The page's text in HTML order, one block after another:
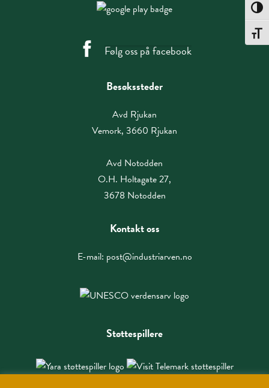
Følg oss på facebook
Besøkssteder
Avd Rjukan
Vemork, 3660 Rjukan
Avd Notodden
O.H. Holtagate 27,
3678 Notodden
Kontakt oss
E-mail: post@industriarven.no
Støttespillere